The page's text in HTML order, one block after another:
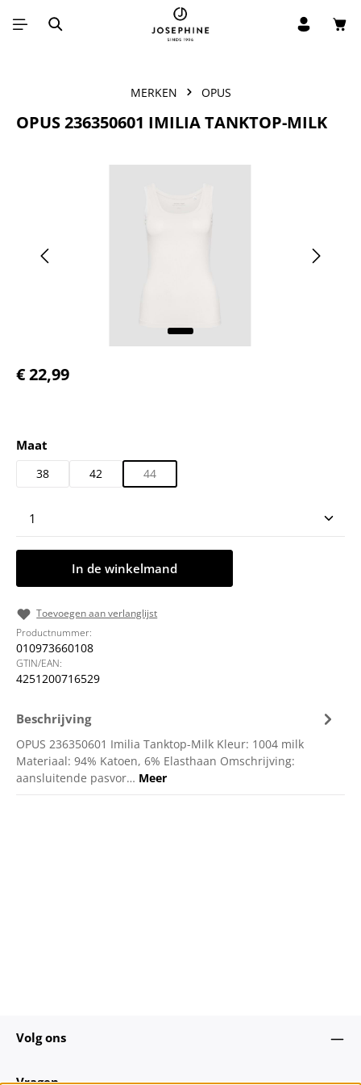
Ga naar de hoofdinhoud
MERKEN OPUS
OPUS 236350601 IMILIA TANKTOP-MILK
Normale prijs:
€ 22,99
Selecteer
Maat
38 42 44
Producthoeveelheid: Voer de gewenste
In de winkelmand
Toevoegen aan verlanglijst
Productnummer:
010973660108
GTIN/EAN:
4251200716529
Beschrijving
OPUS 236350601 Imilia Tanktop-Milk Kleur: 1004 milk
Materiaal: 94% Katoen, 6% Elasthaan Omschrijving:
aansluitende pasvor… Meer
Volg ons